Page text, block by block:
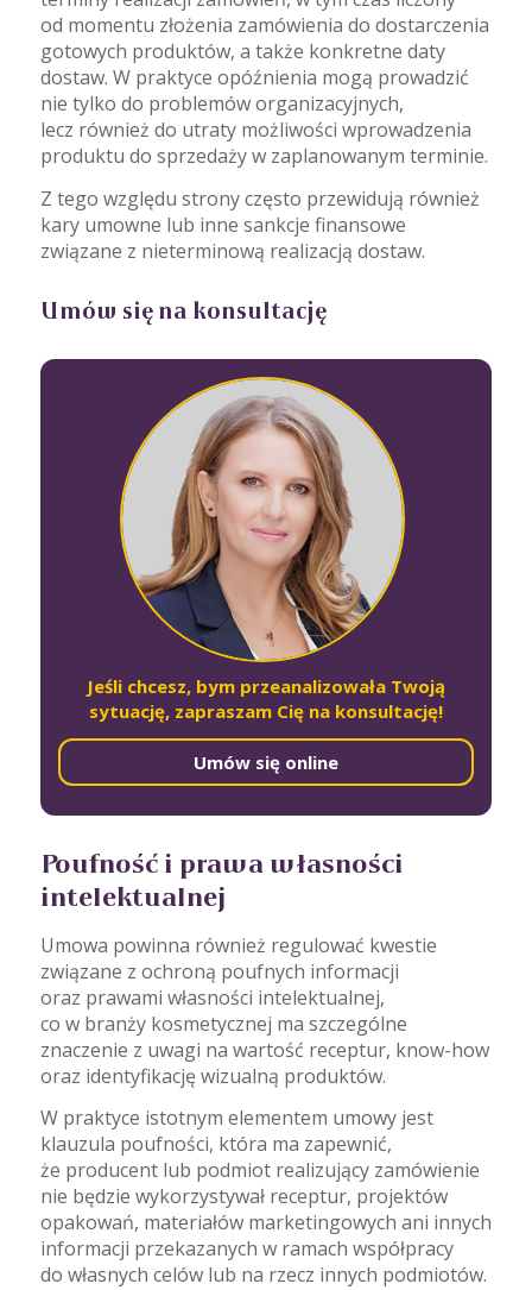
od momentu złożenia zamówienia do dostarczenia
gotowych produktów, a także konkretne daty
dostaw. W praktyce opóźnienia mogą prowadzić
nie tylko do problemów organizacyjnych,
lecz również do utraty możliwości wprowadzenia
produktu do sprzedaży w zaplanowanym terminie.
Z tego względu strony często przewidują również
kary umowne lub inne sankcje finansowe
związane z nieterminową realizacją dostaw.
Umów się na konsultację
Jeśli chcesz, bym przeanalizowała Twoją
sytuację, zapraszam Cię na konsultację!
Umów się online
Poufność i prawa własności
intelektualnej
Umowa powinna również regulować kwestie
związane z ochroną poufnych informacji
oraz prawami własności intelektualnej,
co w branży kosmetycznej ma szczególne
znaczenie z uwagi na wartość receptur, know-how
oraz identyfikację wizualną produktów.
W praktyce istotnym elementem umowy jest
klauzula poufności, która ma zapewnić,
że producent lub podmiot realizujący zamówienie
nie będzie wykorzystywał receptur, projektów
opakowań, materiałów marketingowych ani innych
informacji przekazanych w ramach współpracy
do własnych celów lub na rzecz innych podmiotów.